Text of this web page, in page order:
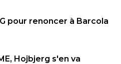
pour renoncer à Barcola
Hojbjerg s'en va